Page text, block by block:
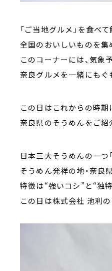
「ご当地グルメ」を食べ
全国のおいしいものを集
このコーナーには、気象
奈良グルメを一緒にもぐ
この日はこれからの時期
奈良県のそうめんをご紹
日本三大そうめんの一つ
そうめん発祥の地・奈良
特徴は“強いコシ”と“独
この日は株式会社 池利